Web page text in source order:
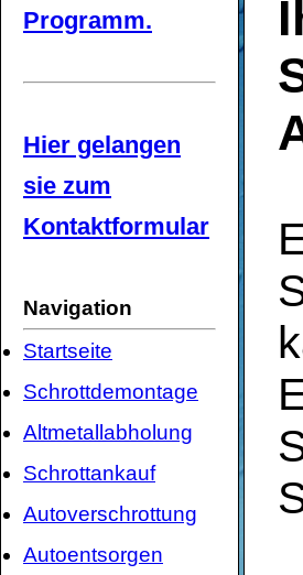
Programm.
Hier gelangen
sie zum
Kontaktformular
Navigation
Startseite
Schrottdemontage
Altmetallabholung
Schrottankauf
Autoverschrottung
Autoentsorgen